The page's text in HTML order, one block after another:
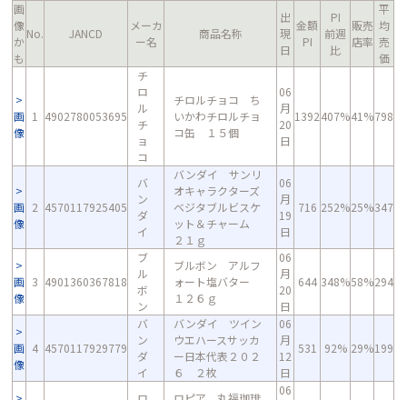
画
像
か
も
No. JANCD
メーカ
ー名
商品名称
出
現
日
金額
PI
PI
前週
比
販売
店率
平
均
売
価
画
像
1 4902780053695
チ
ロ
ル
チ
ョ
コ
チロルチョコ ち
いかわチロルチョ
コ缶 １５個
06
月
20
日
1392407%41%798
画
像
2 4570117925405
バ
ン
ダ
イ
バンダイ サンリ
オキャラクターズ
ベジタブルビスケ
ット＆チャーム
２１ｇ
06
月
19
日
716 252%25%347
画
像
3 4901360367818
ブ
ル
ボ
ン
ブルボン アルフ
ォート塩バター
１２６ｇ
06
月
20
日
644 348%58%294
画
像
4 4570117929779
バ
ン
ダ
イ
バンダイ ツイン
ウエハースサッカ
ー日本代表２０２
６ ２枚
06
月
12
日
531 92% 29%199
06